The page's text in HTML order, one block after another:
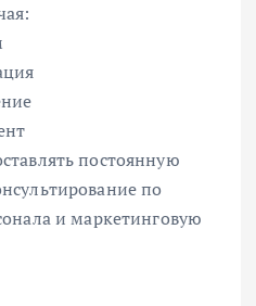
постоянную
по
и маркетинговую